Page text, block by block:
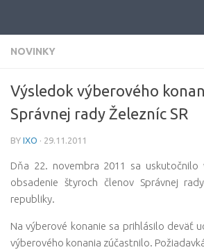
NOVINKY
Výsledok výberového
Správnej rady Železníc SR
BY IXO · 29.11.2011
Dňa 22. novembra 2011 sa uskutočnilo
obsadenie štyroch členov Správnej
republiky.
Na výberové konanie sa prihlásilo deväť
výberového konania zúčastnilo.